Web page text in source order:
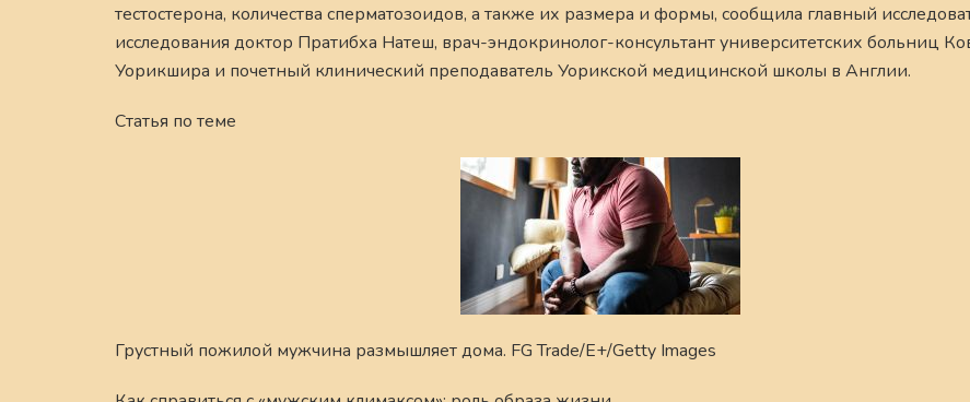
тестостерона, количества сперматозоидов, а также их размера и формы, сообщила главный
исследования доктор Пратибха Натеш, врач-эндокринолог-консультант университетских больниц
Уорикшира и почетный клинический преподаватель Уорикской медицинской школы в Англии.
Статья по теме
Грустный пожилой мужчина размышляет дома. FG Trade/E+/Getty Images